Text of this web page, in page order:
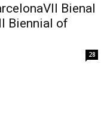
Bienal
Biennial of
28